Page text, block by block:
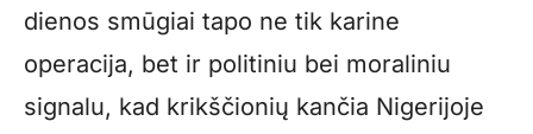
dienos smūgiai tapo ne tik karine
operacija, bet ir politiniu bei moraliniu
signalu, kad krikščionių kančia Nigerijoje